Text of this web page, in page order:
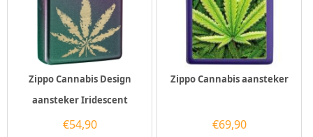
Zippo Cannabis Design
aansteker Iridescent
€54,90
Zippo Cannabis aansteker
€69,90